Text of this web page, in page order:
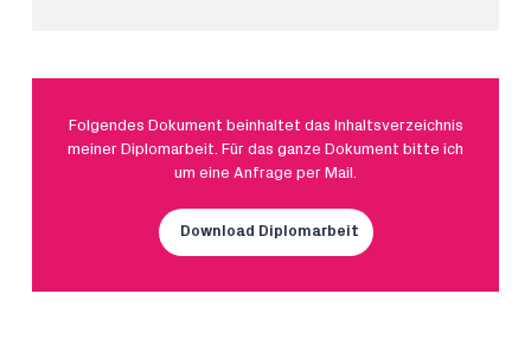
Folgendes Dokument beinhaltet das Inhaltsverzeichnis
meiner Diplomarbeit. Für das ganze Dokument bitte ich
um eine Anfrage per Mail.
Download Diplomarbeit